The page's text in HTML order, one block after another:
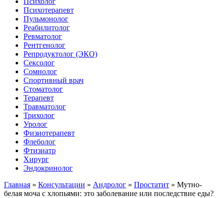
Психотерапевт
Пульмонолог
Реабилитолог
Ревматолог
Рентгенолог
Репродуктолог (ЭКО)
Сексолог
Сомнолог
Спортивный врач
Стоматолог
Терапевт
Травматолог
Трихолог
Уролог
Физиотерапевт
Флеболог
Фтизиатр
Хирург
Эндокринолог
Главная » Консультации » Андролог » Простатит » Мутно-
белая моча с хлопьями: это заболевание или последствие еды?